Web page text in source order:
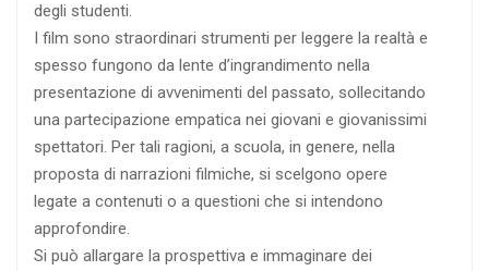
degli studenti.
I film sono straordinari strumenti per leggere la realtà e
spesso fungono da lente d’ingrandimento nella
presentazione di avvenimenti del passato, sollecitando
una partecipazione empatica nei giovani e giovanissimi
spettatori. Per tali ragioni, a scuola, in genere, nella
proposta di narrazioni filmiche, si scelgono opere
legate a contenuti o a questioni che si intendono
approfondire.
Si può allargare la prospettiva e immaginare dei